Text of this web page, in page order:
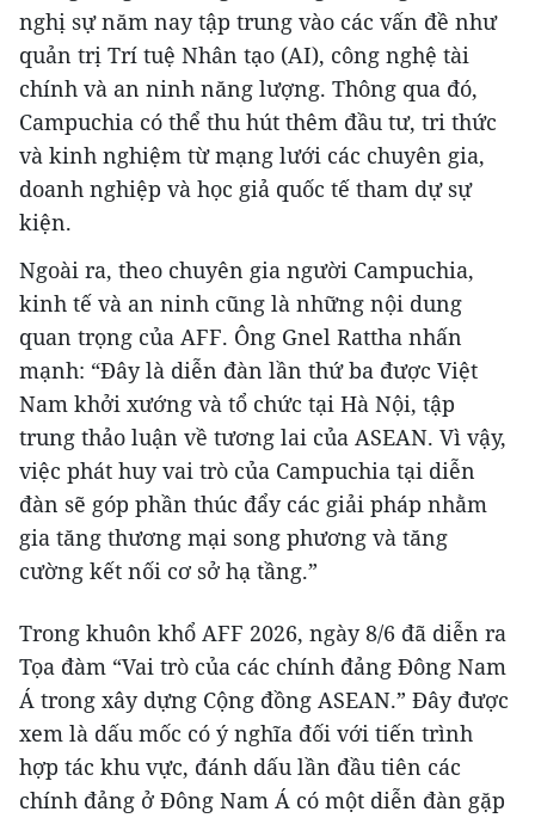
nghị sự năm nay tập trung vào các vấn đề như
quản trị Trí tuệ Nhân tạo (AI), công nghệ tài
chính và an ninh năng lượng. Thông qua đó,
Campuchia có thể thu hút thêm đầu tư, tri thức
và kinh nghiệm từ mạng lưới các chuyên gia,
doanh nghiệp và học giả quốc tế tham dự sự
kiện.
Ngoài ra, theo chuyên gia người Campuchia,
kinh tế và an ninh cũng là những nội dung
quan trọng của AFF. Ông Gnel Rattha nhấn
mạnh: “Đây là diễn đàn lần thứ ba được Việt
Nam khởi xướng và tổ chức tại Hà Nội, tập
trung thảo luận về tương lai của ASEAN. Vì vậy,
việc phát huy vai trò của Campuchia tại diễn
đàn sẽ góp phần thúc đẩy các giải pháp nhằm
gia tăng thương mại song phương và tăng
cường kết nối cơ sở hạ tầng.”
Trong khuôn khổ AFF 2026, ngày 8/6 đã diễn ra
Tọa đàm “Vai trò của các chính đảng Đông Nam
Á trong xây dựng Cộng đồng ASEAN.” Đây được
xem là dấu mốc có ý nghĩa đối với tiến trình
hợp tác khu vực, đánh dấu lần đầu tiên các
chính đảng ở Đông Nam Á có một diễn đàn gặp